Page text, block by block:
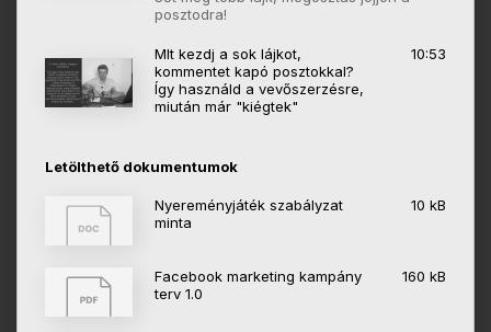
posztodra!
MIt kezdj a sok lájkot,
kommentet kapó posztokkal?
Így használd a vevőszerzésre,
miután már "kiégtek"
10:53
Letölthető dokumentumok
Nyereményjáték szabályzat
minta
10 kB
Facebook marketing kampány
terv 1.0
160 kB